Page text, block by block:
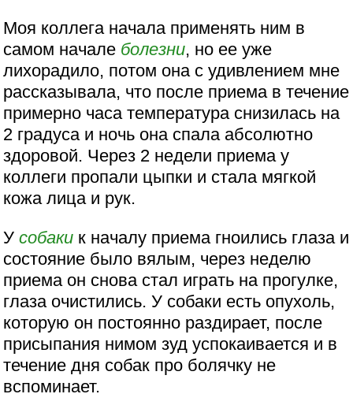
Моя коллега начала применять ним в
самом начале болезни, но ее уже
лихорадило, потом она с удивлением мне
рассказывала, что после приема в течение
примерно часа температура снизилась на
2 градуса и ночь она спала абсолютно
здоровой. Через 2 недели приема у
коллеги пропали цыпки и стала мягкой
кожа лица и рук.
Усобаки к началу приема гноились глаза и
состояние было вялым, через неделю
приема он снова стал играть на прогулке,
глаза очистились. У собаки есть опухоль,
которую он постоянно раздирает, после
присыпания нимом зуд успокаивается и в
течение дня собак про болячку не
вспоминает.